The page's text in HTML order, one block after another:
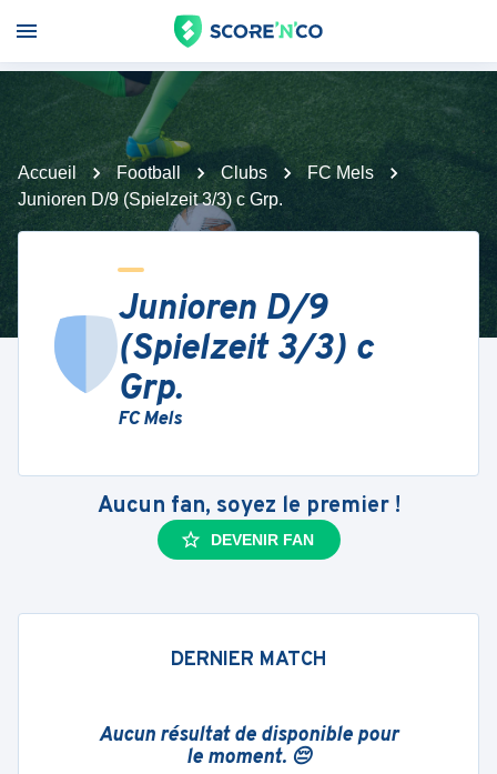
Accueil Football Clubs
FC Mels
Junioren D/9 (Spielzeit 3/3) c Grp.
Junioren D/9
(Spielzeit 3/3) c
Grp.
FC Mels
Aucun fan, soyez le premier !
DEVENIR FAN
DERNIER MATCH
Aucun résultat de disponible pour
le moment. 😔